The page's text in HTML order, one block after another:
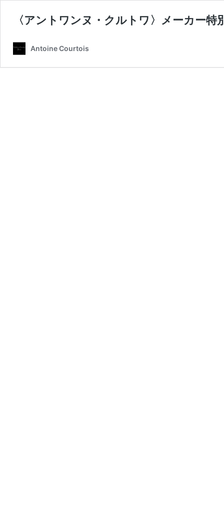
〈アントワンヌ・クルトワ〉メーカー特
Antoine Courtois